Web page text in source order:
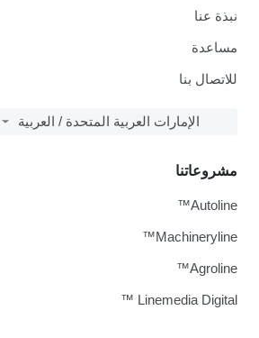
نبذة عنا
مساعدة
للاتصال بنا
الإمارات العربية المتحدة / العربية
مشروعاتنا
Autoline™
Machineryline™
Agroline™
Linemedia Digital ™